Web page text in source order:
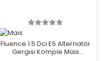
Fluence 1.5 Dci E5 Alternatör
Gergisi Komple Mais